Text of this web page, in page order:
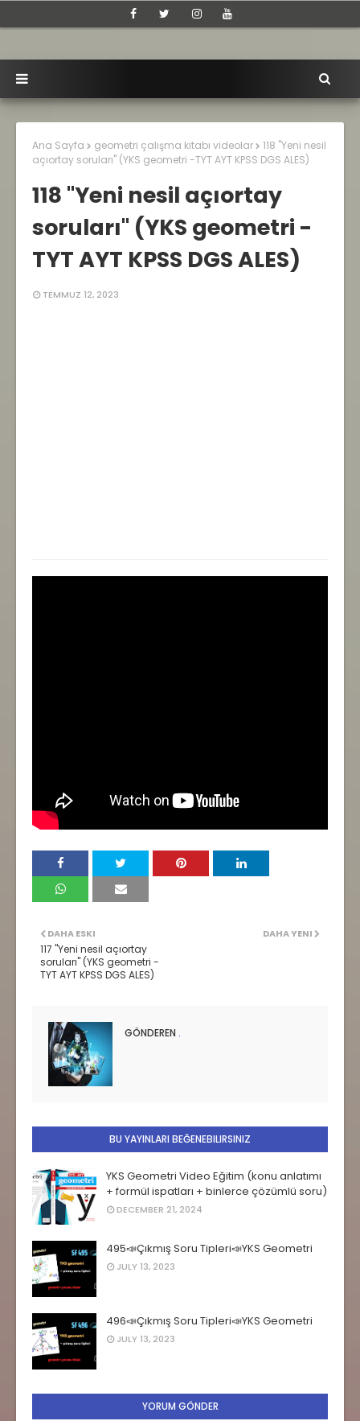
Ana Sayfa geometri çalışma kitabı videolar
118 "Yeni nesil
açıortay soruları" (YKS geometri -TYT AYT KPSS DGS ALES)
118 "Yeni nesil açıortay
soruları" (YKS geometri -
TYT AYT KPSS DGS ALES)
TEMMUZ 12, 2023
DAHA YENI
DAHA ESKI
117 "Yeni nesil açıortay
soruları" (YKS geometri -
TYT AYT KPSS DGS ALES)
GÖNDEREN .
BU YAYINLARI BEĞENEBILIRSINIZ
YKS Geometri Video Eğitim (konu anlatımı
+ formül ispatları + binlerce çözümlü soru)
DECEMBER 21, 2024
495📣Çıkmış Soru Tipleri📣YKS Geometri
JULY 13, 2023
496📣Çıkmış Soru Tipleri📣YKS Geometri
JULY 13, 2023
YORUM GÖNDER